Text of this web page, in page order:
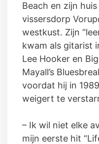
Beach en zijn
vissersdorp
westkust. Zijn
kwam als gitarist
Lee Hooker en
Mayall’s
voordat hij in
weigert te
– Ik wil niet elke
mijn eerste hit